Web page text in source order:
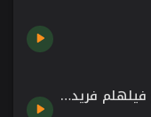
61 - شخصية بدقيقة - جورج فيلهلم فريدريش هيغل